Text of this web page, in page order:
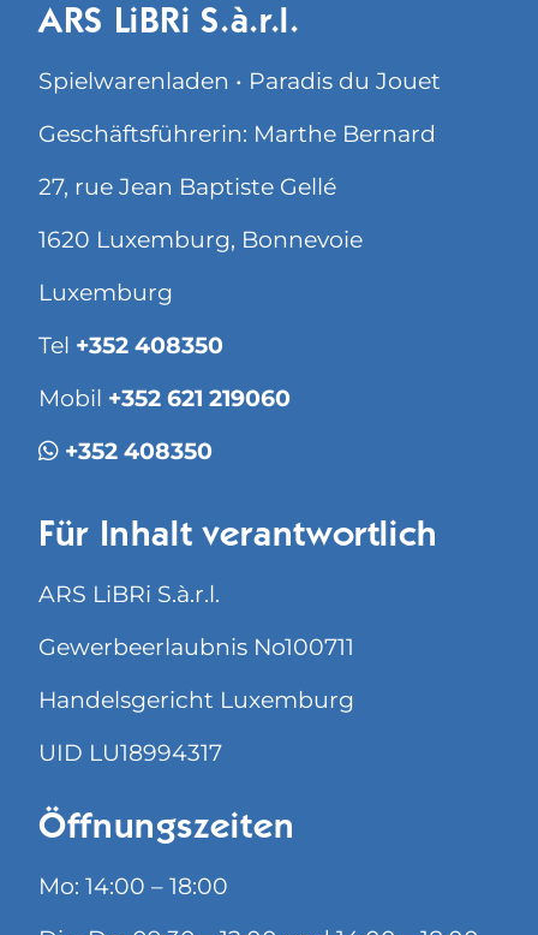
ARS LiBRi S.à.r.l.
Spielwarenladen • Paradis du Jouet
Geschäftsführerin: Marthe Bernard
27, rue Jean Baptiste Gellé
1620 Luxemburg, Bonnevoie
Luxemburg
Tel +352 408350
Mobil +352 621 219060
+352 408350
Für Inhalt verantwortlich
ARS LiBRi S.à.r.l.
Gewerbeerlaubnis No100711
Handelsgericht Luxemburg
UID LU18994317
Öffnungszeiten
Mo: 14:00 – 18:00